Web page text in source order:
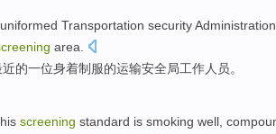
uniformed Transportation securityAdministration
area.
的一位身着制服的运输安全局工作人员。
screening standard is smoking well ,